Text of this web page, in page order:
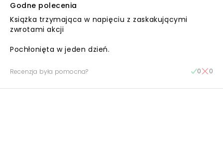
Godne polecenia
Książka trzymająca w napięciu z zaskakującymi
zwrotami akcji
Pochłonięta w jeden dzień.
Recenzja była pomocna? 0 0